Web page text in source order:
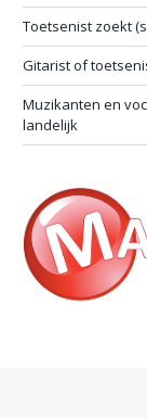
Toetsenist zoekt
Gitarist of
Muzikanten en
landelijk